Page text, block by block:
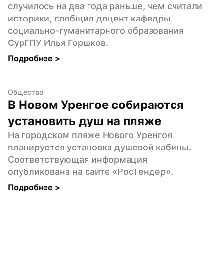
случилось на два года раньше, чем считали
историки, сообщил доцент кафедры
социально-гуманитарного образования
СурГПУ Илья Горшков.
Подробнее >
Общество
В Новом Уренгое собираются
установить душ на пляже
На городском пляже Нового Уренгоя
планируется установка душевой кабины.
Соответствующая информация
опубликована на сайте «РосТендер».
Подробнее >